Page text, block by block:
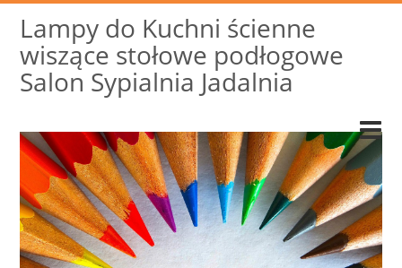
Lampy do Kuchni ścienne
wiszące stołowe podłogowe
Salon Sypialnia Jadalnia